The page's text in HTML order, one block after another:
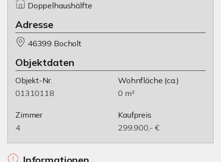
Doppelhaushälfte
Adresse
46399 Bocholt
Objektdaten
Objekt-Nr.
01310118
Wohnfläche (ca.)
0 m²
Zimmer
4
Kaufpreis
299.900,- €